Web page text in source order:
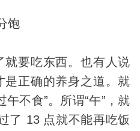
饱
就要吃东西。也有人说
是正确的养身之道。就
不食”。所谓“午”，就
了 13 点就不能再吃饭